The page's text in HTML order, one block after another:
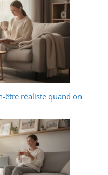
être réaliste quand on